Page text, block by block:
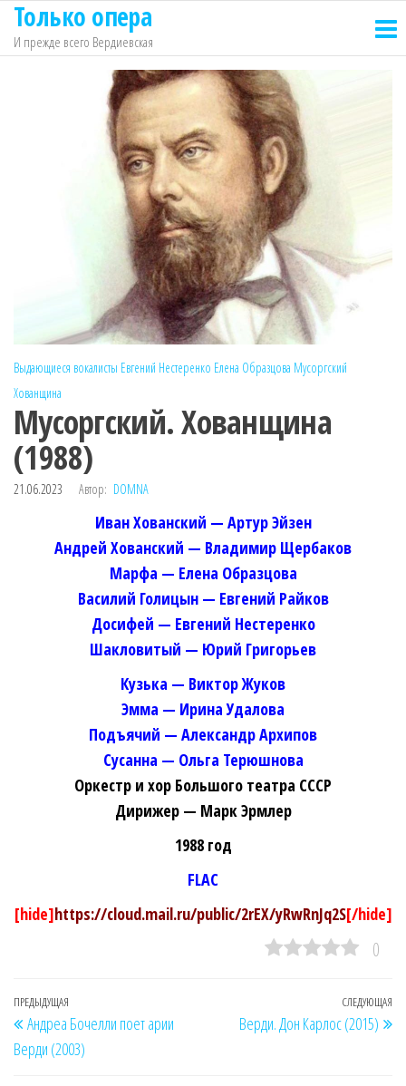
Перейти
содержимому
Только опера
И прежде всего Вердиевская
Выдающиеся вокалисты Евгений Нестеренко Елена Образцова Мусоргский
Хованщина
Мусоргский. Хованщина
(1988)
21.06.2023 Автор: DOMNA
Иван Хованский — Артур Эйзен
Андрей Хованский — Владимир Щербаков
Марфа — Елена Образцова
Василий Голицын — Евгений Райков
Досифей — Евгений Нестеренко
Шакловитый — Юрий Григорьев
Кузька — Виктор Жуков
Эмма — Ирина Удалова
Подъячий — Александр Архипов
Сусанна — Ольга Терюшнова
Оркестр и хор Большого театра СССР
Дирижер — Марк Эрмлер
1988 год
FLAC
[hide]https://cloud.mail.ru/public/2rEX/yRwRnJq2S[/hide]
0
Навигация
по
записям
Предыдущая
запись
ПРЕДЫДУЩАЯ
Андреа Бочелли поет арии
Верди (2003)
СЛЕДУЮЩАЯ
Верди. Дон Карлос (2015)